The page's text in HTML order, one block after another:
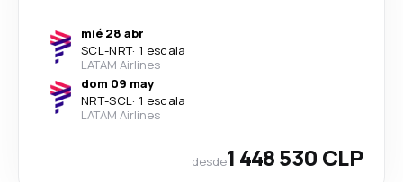
mié 28 abr
SCL-NRT· 1 escala
LATAM Airlines
dom 09 may
NRT-SCL· 1 escala
LATAM Airlines
desde1 448 530 CLP